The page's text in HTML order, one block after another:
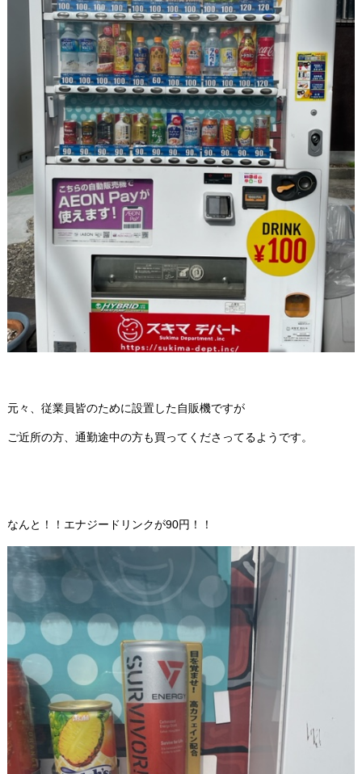
元々、従業員皆のために設置した自販機ですが
ご近所の方、通勤途中の方も買ってくださってるようです。
なんと！！エナジードリンクが90円！！